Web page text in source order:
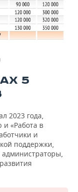
5
2023 года,
и «Работа в
и
поддержки,